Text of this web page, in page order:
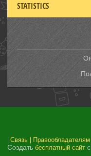
STATISTICS
| Связь | Правообладателям
Создать бесплатный сайт с